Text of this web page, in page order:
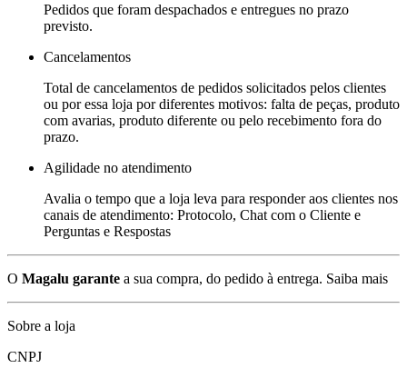
Pedidos que foram despachados e entregues no prazo
previsto.
Cancelamentos
Total de cancelamentos de pedidos solicitados pelos clientes
ou por essa loja por diferentes motivos: falta de peças, produto
com avarias, produto diferente ou pelo recebimento fora do
prazo.
Agilidade no atendimento
Avalia o tempo que a loja leva para responder aos clientes nos
canais de atendimento: Protocolo, Chat com o Cliente e
Perguntas e Respostas
O Magalu garante a sua compra, do pedido à entrega. Saiba mais
Sobre a loja
CNPJ